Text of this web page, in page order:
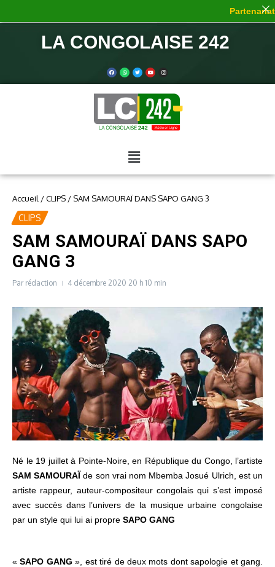
LA CONGOLAISE 242
Accueil /CLIPS / SAM SAMOURAÏ DANS SAPO GANG 3
CLIPS
SAM SAMOURAÏ DANS SAPO
GANG 3
Par rédaction 4 décembre 2020 20 h 10 min
Né le 19 juillet à Pointe-Noire, en République du Congo, l’artiste
SAM SAMOURAÏde son vrai nom Mbemba Josué Ulrich, est un
artiste rappeur, auteur-compositeur congolais qui s’est imposé
avec succès dans l’univers de la musique urbaine congolaise
par un style qui lui ai propre SAPO GANG
«SAPO GANG », est tiré de deux mots dont sapologie et gang.
Partenariat